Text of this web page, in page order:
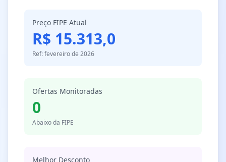
Preço FIPE Atual
R$ 15.313,0
Ref: fevereiro de 2026
Ofertas Monitoradas
0
Abaixo da FIPE
Melhor Desconto